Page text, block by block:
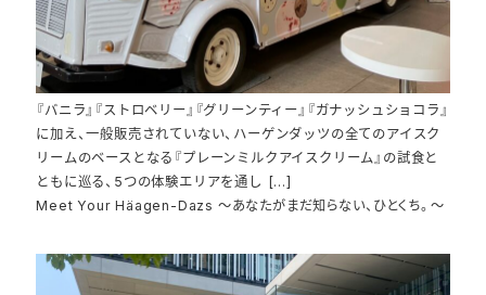
Meet Your Häagen-Dazs ～あなたがまだ知らない、ひとくち。～
『バニラ』『ストロベリー』『グリーンティー』『ガナッシュショコラ』
に加え、一般販売されていない、ハーゲンダッツの全てのアイスク
リームのベースとなる『プレーンミルクアイスクリーム』の試食と
ともに巡る、5つの体験エリアを通し […]